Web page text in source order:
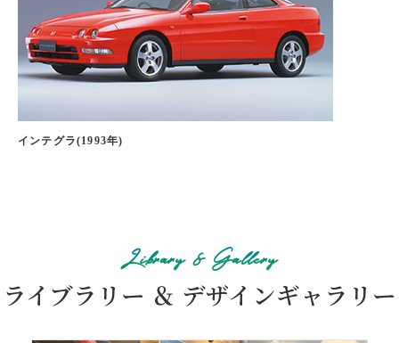
インテグラ(1993年)
Library & Gallery
ライブラリー ＆ デザインギャラリー